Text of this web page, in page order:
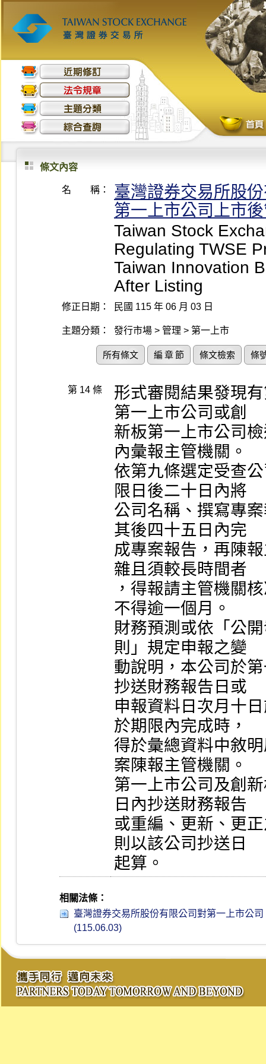
條文內容
名 稱：
臺灣證券交易所股
第一上市公司上市
Taiwan Stock
Regulating TWSE
Taiwan Innovation
After Listing
修正日期： 民國 115 年 06 月 03 日
主題分類： 發行市場 > 管理 > 第一上市
所有條文 編 章 節 條文檢索 條
第 14 條
形式審閱結果發現
第一上市公司或創
新板第一上市公司
內彙報主管機關。
依第九條選定受查
限日後二十日內將
公司名稱、撰寫專
其後四十五日內完
成專案報告，再陳
雜且須較長時間者
，得報請主管機關
不得逾一個月。
財務預測或依「公
則」規定申報之變
動說明，本公司於
抄送財務報告日或
申報資料日次月十
於期限內完成時，
得於彙總資料中敘
案陳報主管機關。
第一上市公司及創
日內抄送財務報告
或重編、更新、更
則以該公司抄送日
起算。
相關法條：
臺灣證券交易所股份有限公司對第一上市公
(115.06.03)